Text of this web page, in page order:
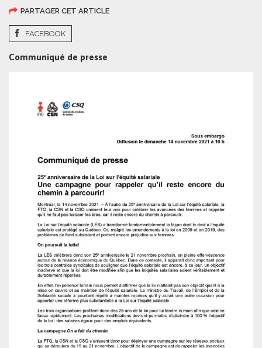
PARTAGER CET ARTICLE
FACEBOOK
Communiqué de presse